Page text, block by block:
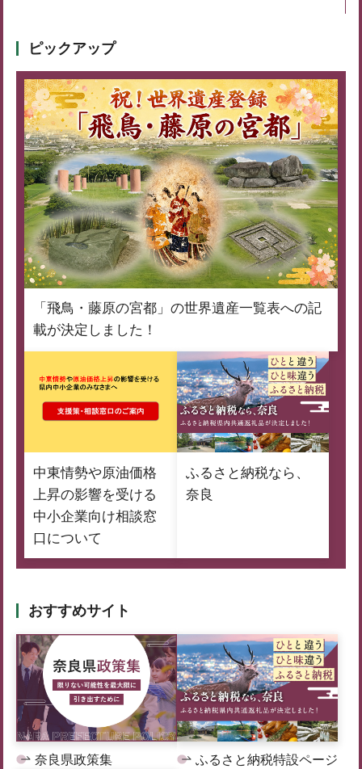
ピックアップ
「飛鳥・藤原の宮都」の世界遺産一覧表への記
載が決定しました！
中東情勢や原油価格
上昇の影響を受ける
中小企業向け相談窓
口について
ふるさと納税なら、
奈良
おすすめサイト
奈良県政策集 ふるさと納税特設ページ